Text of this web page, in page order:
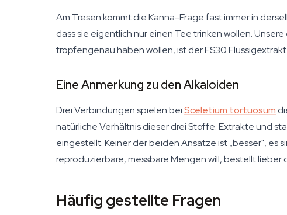
Am Tresen kommt die Kanna-Frage fast immer in
dass sie eigentlich nur einen Tee trinken wollen.
tropfengenau haben wollen, ist der FS30
Eine Anmerkung zu den Alkaloiden
Drei Verbindungen spielen beiSceletium tortuosum
natürliche Verhältnis dieser drei Stoffe. Extrakte und
eingestellt. Keiner der beiden Ansätze ist „besser",
reproduzierbare, messbare Mengen will, bestellt lieber
Häufig gestellte Fragen